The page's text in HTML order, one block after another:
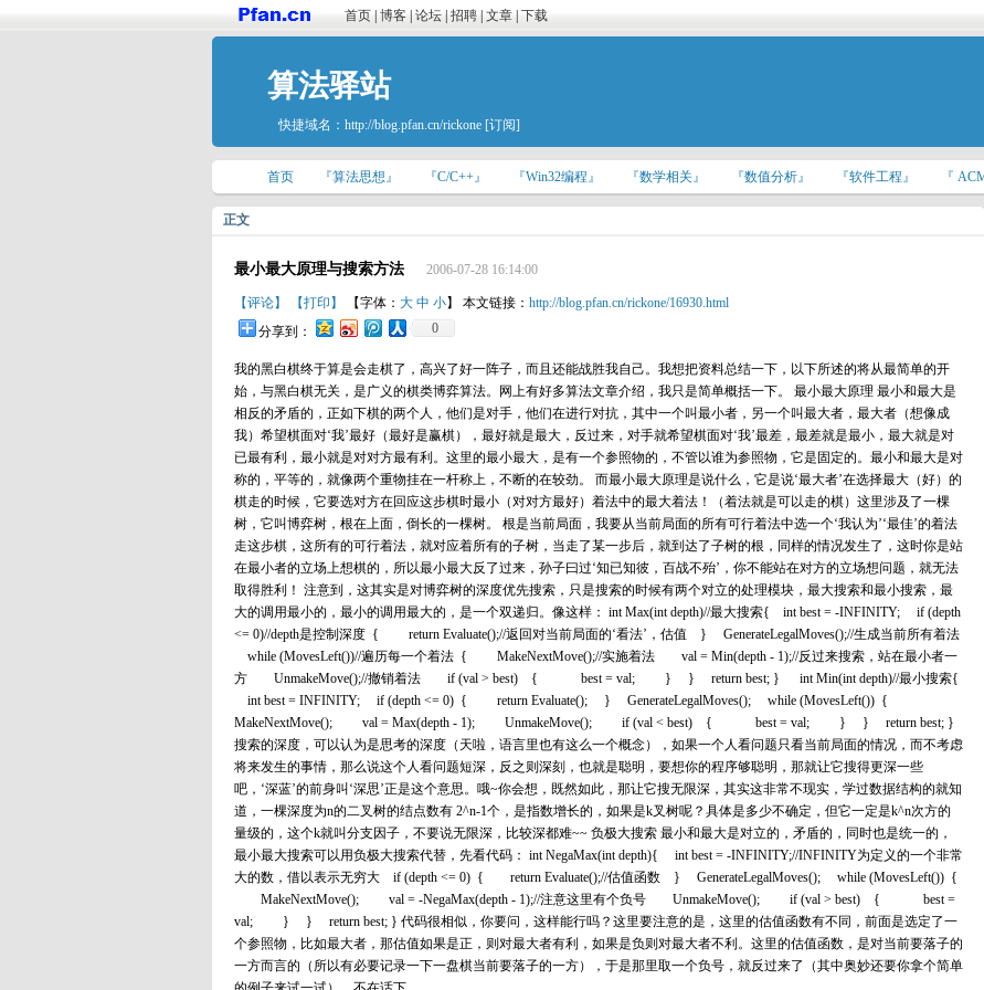
首页 博客 论坛 招聘 文章 下载
算法驿站
快捷域名： http://blog.pfan.cn/rickone [订阅]
首页 『算法思想』 『C/C++』 『Win32编程』 『数学相关』 『数值分析』 『软件工程』 『
正文
最小最大原理与搜索方法 2006-07-28 16:14:00
【评论】 【打印】 【字体： 大 中 小】 本文链接： http://blog.pfan.cn/rickone/16930.html
分享到：
0
我的黑白棋终于算是会走棋了，高兴了好一阵子，而且还能战胜我自己。我想把资料总结一下，以下所述的将从最简单的开
始，与黑白棋无关，是广义的棋类博弈算法。网上有好多算法文章介绍，我只是简单概括一下。 最小最大原理 最小和最大是
相反的矛盾的，正如下棋的两个人，他们是对手，他们在进行对抗，其中一个叫最小者，另一个叫最大者，最大者（想像成
我）希望棋面对‘我’最好（最好是赢棋），最好就是最大，反过来，对手就希望棋面对‘我’最差，最差就是最小，最大就是对
已最有利，最小就是对对方最有利。这里的最小最大，是有一个参照物的，不管以谁为参照物，它是固定的。最小和最大是对
称的，平等的，就像两个重物挂在一杆称上，不断的在较劲。 而最小最大原理是说什么，它是说‘最大者’在选择最大（好）的
棋走的时候，它要选对方在回应这步棋时最小（对对方最好）着法中的最大着法！（着法就是可以走的棋）这里涉及了一棵
树，它叫博弈树，根在上面，倒长的一棵树。 根是当前局面，我要从当前局面的所有可行着法中选一个‘我认为’‘最佳’的着法
走这步棋，这所有的可行着法，就对应着所有的子树，当走了某一步后，就到达了子树的根，同样的情况发生了，这时你是站
在最小者的立场上想棋的，所以最小最大反了过来，孙子曰过‘知已知彼，百战不殆’，你不能站在对方的立场想问题，就无法
取得胜利！ 注意到，这其实是对博弈树的深度优先搜索，只是搜索的时候有两个对立的处理模块，最大搜索和最小搜索，最
大的调用最小的，最小的调用最大的，是一个双递归。像这样： int Max(int depth)//最大搜索{ int best = -INFINITY; if (depth
<= 0)//depth是控制深度 { return Evaluate();//返回对当前局面的‘看法’，估值 } GenerateLegalMoves();//生成当前所有着法
while (MovesLeft())//遍历每一个着法 { MakeNextMove();//实施着法 val = Min(depth - 1);//反过来搜索，站在最小者一
方 UnmakeMove();//撤销着法 if (val > best) { best = val; } } return best; } int Min(int depth)//最小搜索{
int best = INFINITY; if (depth <= 0) { return Evaluate(); } GenerateLegalMoves(); while (MovesLeft()) {
MakeNextMove(); val = Max(depth - 1); UnmakeMove(); if (val < best) { best = val; } } return best; }
搜索的深度，可以认为是思考的深度（天啦，语言里也有这么一个概念），如果一个人看问题只看当前局面的情况，而不考虑
将来发生的事情，那么说这个人看问题短深，反之则深刻，也就是聪明，要想你的程序够聪明，那就让它搜得更深一些
吧，‘深蓝’的前身叫‘深思’正是这个意思。哦~你会想，既然如此，那让它搜无限深，其实这非常不现实，学过数据结构的就知
道，一棵深度为n的二叉树的结点数有 2^n-1个，是指数增长的，如果是k叉树呢？具体是多少不确定，但它一定是k^n次方的
量级的，这个k就叫分支因子，不要说无限深，比较深都难~~ 负极大搜索 最小和最大是对立的，矛盾的，同时也是统一的，
最小最大搜索可以用负极大搜索代替，先看代码： int NegaMax(int depth){ int best = -INFINITY;//INFINITY为定义的一个非常
大的数，借以表示无穷大 if (depth <= 0) { return Evaluate();//估值函数 } GenerateLegalMoves(); while (MovesLeft()) {
MakeNextMove(); val = -NegaMax(depth - 1);//注意这里有个负号 UnmakeMove(); if (val > best) { best =
val; } } return best; } 代码很相似，你要问，这样能行吗？这里要注意的是，这里的估值函数有不同，前面是选定了一
个参照物，比如最大者，那估值如果是正，则对最大者有利，如果是负则对最大者不利。这里的估值函数，是对当前要落子的
一方而言的（所以有必要记录一下一盘棋当前要落子的一方），于是那里取一个负号，就反过来了（其中奥妙还要你拿个简单